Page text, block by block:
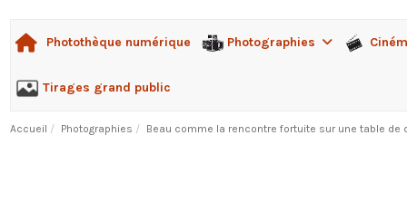
Photothèque numérique Photographies
Tirages grand public
Accueil Photographies Beau comme la rencontre fortuite sur une table